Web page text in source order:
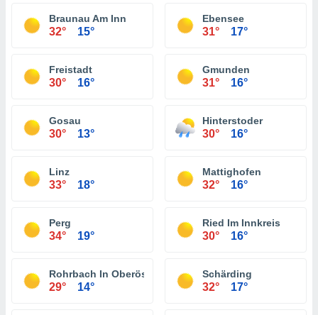
Braunau Am Inn
32° 15°
Ebensee
31° 17°
Freistadt
30° 16°
Gmunden
31° 16°
Gosau
30° 13°
Hinterstoder
30° 16°
Linz
33° 18°
Mattighofen
32° 16°
Perg
34° 19°
Ried Im Innkreis
30° 16°
Rohrbach In Oberösterreich
29° 14°
Schärding
32° 17°